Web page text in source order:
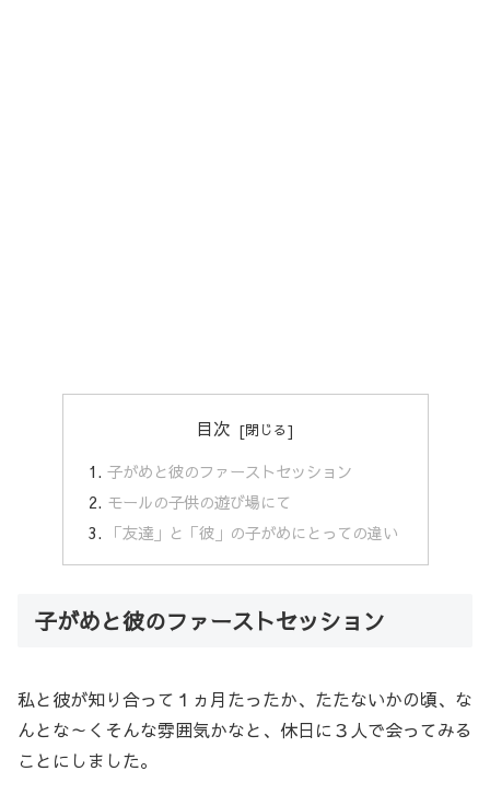
目次
子がめと彼のファーストセッション
モールの子供の遊び場にて
「友達」と「彼」の子がめにとっての違い
子がめと彼のファーストセッション
私と彼が知り合って１ヵ月たったか、たたないかの頃、な
んとな～くそんな雰囲気かなと、休日に３人で会ってみる
ことにしました。